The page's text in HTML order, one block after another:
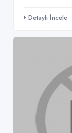
Detaylı İncele